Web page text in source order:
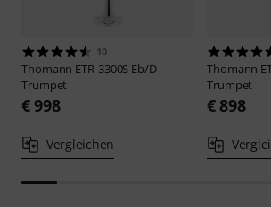
10
Thomann ETR-3300S Eb/D
Trumpet
€ 998
Vergleichen
Thomann
Trumpet
€ 898